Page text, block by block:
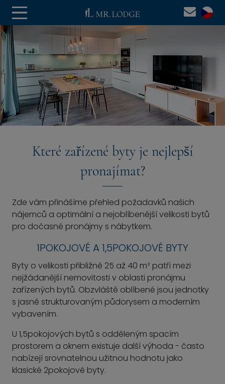
Které zařízené byty je nejlepší
pronajímat?
Zde vám přinášíme přehled požadavků našich
nájemců a optimální a nejoblíbenější velikosti bytů
pro dočasné pronájmy s nábytkem.
1POKOJOVÉ A 1,5POKOJOVÉ BYTY
Byty o velikosti přibližně 25 až 40 m² patří mezi
nejžádanější nemovitosti v oblasti pronájmu
zařízených bytů. Obzvláště oblíbené jsou jednotky
s jasně strukturovaným půdorysem a moderním
vybavením.
U 1,5pokojových bytů s odděleným spacím
prostorem a oknem existuje další výhoda - často
nabízejí srovnatelnou užitnou hodnotu jako
klasické 2pokojové byty.